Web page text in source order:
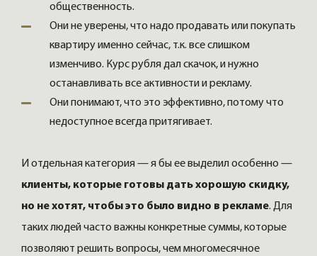
общественность.
Они не уверены, что надо продавать или покупать
квартиру именно сейчас, т.к. все слишком
изменчиво. Курс рубля дал скачок, и нужно
останавливать все активности и рекламу.
Они понимают, что это эффективно, потому что
недоступное всегда притягивает.
И отдельная категория — я бы ее выделил особенно —
клиенты, которые готовы дать хорошую скидку,
но не хотят, чтобы это было видно в рекламе. Для
таких людей часто важны конкретные суммы, которые
позволяют решить вопросы, чем многомесячное